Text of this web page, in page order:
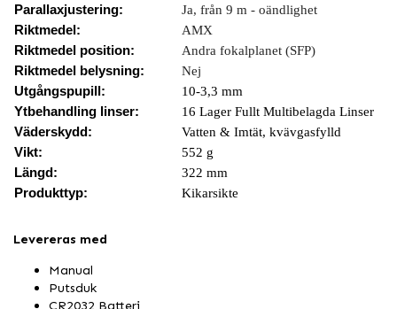
Parallaxjustering:
Ja, från 9 m - oändlighet
Riktmedel:
AMX
Riktmedel position:
Andra fokalplanet (SFP)
Riktmedel belysning:
Nej
Utgångspupill:
10-3,3 mm
Ytbehandling linser:
16 Lager Fullt Multibelagda Linser
Väderskydd:
Vatten & Imtät, kvävgasfylld
Vikt:
552 g
Längd:
322 mm
Produkttyp:
Kikarsikte
Levereras med
Manual
Putsduk
CR2032 Batteri